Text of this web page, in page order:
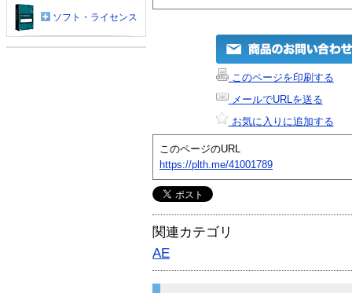
このページを印刷する
メールでURLを送る
お気に入りに追加する
このページのURL
https://plth.me/41001789
関連カテゴリ
AE
ソフト・ライセンス